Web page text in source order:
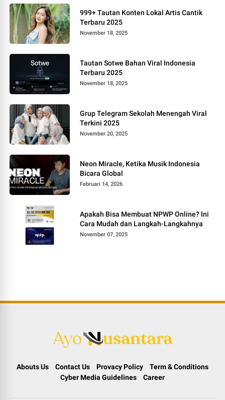
999+ Tautan Konten Lokal Artis Cantik
Terbaru 2025
November 18, 2025
Tautan Sotwe Bahan Viral Indonesia
Terbaru 2025
November 18, 2025
Grup Telegram Sekolah Menengah Viral
Terkini 2025
November 20, 2025
Neon Miracle, Ketika Musik Indonesia
Bicara Global
Februari 14, 2026
Apakah Bisa Membuat NPWP Online? Ini
Cara Mudah dan Langkah-Langkahnya
November 07, 2025
Abouts Us Contact Us Provacy Policy
Term & Conditions
Cyber Media Guidelines
Career